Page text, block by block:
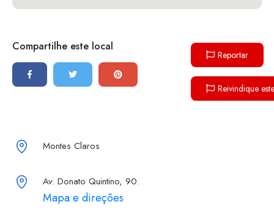
Compartilhe este local
Reportar
Reivindique
Montes Claros
Av. Donato Quintino, 90.
Mapa e direções